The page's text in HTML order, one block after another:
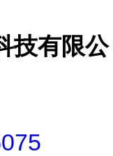
技有限公